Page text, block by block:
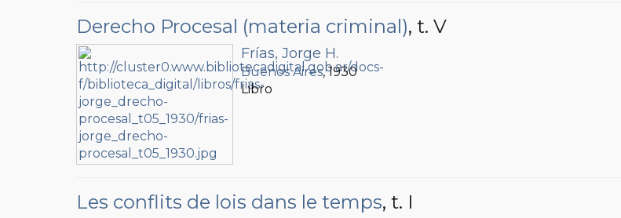
Derecho Procesal (materia criminal), t. V
Frías, Jorge H.
Buenos Aires, 1930
Libro
Les conflits de lois dans le temps, t. I